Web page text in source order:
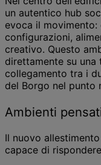
un autentico hub
evoca il
configurazioni,
creativo. Questo
direttamente su
collegamento tra i
del Borgo nel punto
Ambienti
Il nuovo
capace di